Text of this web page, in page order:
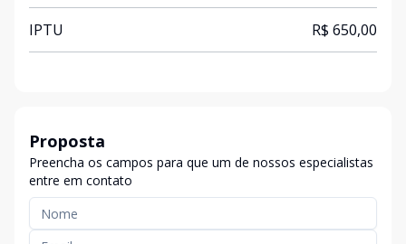
IPTU R$ 650,00
Proposta
Preencha os campos para que um de nossos especialistas
entre em contato